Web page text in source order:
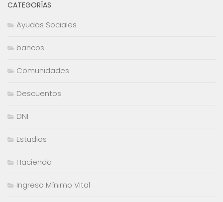
CATEGORÍAS
Ayudas Sociales
bancos
Comunidades
Descuentos
DNI
Estudios
Hacienda
Ingreso Mínimo Vital